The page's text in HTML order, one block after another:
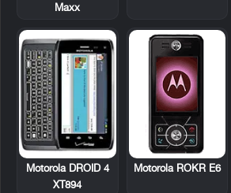
Maxx
Motorola ROKR E6
Motorola DROID 4
XT894